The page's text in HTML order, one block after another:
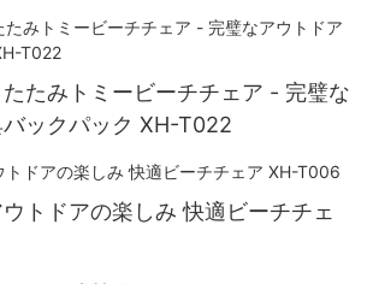
外で使用枕付きXH-T016
たみトミービーチチェア - 完璧な
ックパック XH-T022
トドアの楽しみ 快適ビーチチェ